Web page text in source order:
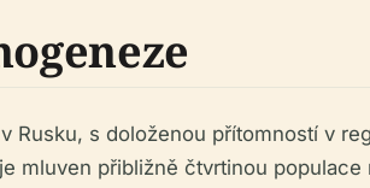
s doloženou přítomností v
mluven přibližně čtvrtinou